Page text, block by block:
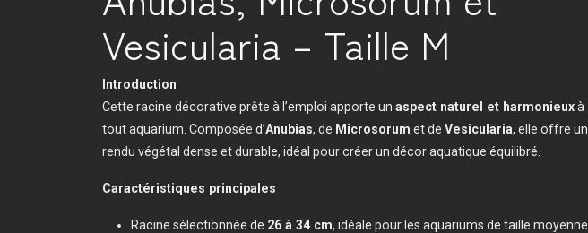
Vesicularia – Taille M
Introduction
Cette racine décorative prête à l’emploi apporte un aspect naturel et harmonieuxà
tout aquarium. Composée d’Anubias, de Microsorum et de Vesicularia, elle offre un
rendu végétal dense et durable, idéal pour créer un décor aquatique équilibré.
Caractéristiques principales
Racine sélectionnée de 26 à 34 cm, idéale pour les aquariums de taille moyenne